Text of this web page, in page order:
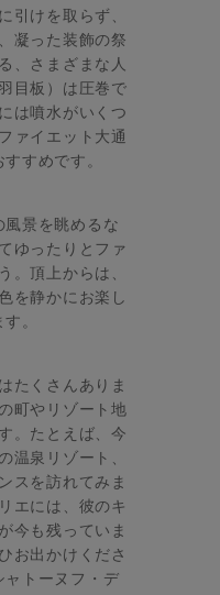
引けを取らず、
凝った装飾の祭
、さまざまな人
目板）は圧巻で
は噴水がいくつ
ァイエット大通
すめです。
風景を眺めるな
ゆったりとファ
。頂上からは、
を静かにお楽し
。
たくさんありま
町やリゾート地
。たとえば、今
温泉リゾート、
スを訪れてみま
エには、彼のキ
今も残っていま
お出かけくださ
ャトーヌフ・デ